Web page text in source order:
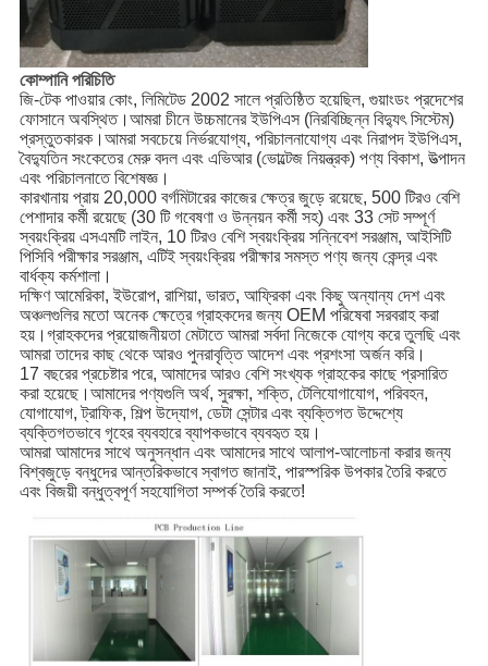
কোম্পানি পরিচিতি
জি-টেক পাওয়ার কোং, লিমিটেড 2002 সালে প্রতিষ্ঠিত হয়েছিল, গুয়াংডং প্রদেশের
ফোসানে অবস্থিত।আমরা চীনে উচ্চমানের ইউপিএস (নিরবিচ্ছিন্ন বিদ্যুৎ সিস্টেম)
প্রস্তুতকারক।আমরা সবচেয়ে নির্ভরযোগ্য, পরিচালনাযোগ্য এবং নিরাপদ ইউপিএস,
বৈদ্যুতিন সংকেতের মেরু বদল এবং এভিআর (ভোল্টেজ নিয়ন্ত্রক) পণ্য বিকাশ, উত্পাদন
এবং পরিচালনাতে বিশেষজ্ঞ।
কারখানায় প্রায় 20,000 বর্গমিটারের কাজের ক্ষেত্র জুড়ে রয়েছে, 500 টিরও বেশি
পেশাদার কর্মী রয়েছে (30 টি গবেষণা ও উন্নয়ন কর্মী সহ) এবং 33 সেট সম্পূর্ণ
স্বয়ংক্রিয় এসএমটি লাইন, 10 টিরও বেশি স্বয়ংক্রিয় সন্নিবেশ সরঞ্জাম, আইসিটি
পিসিবি পরীক্ষার সরঞ্জাম, এটিই স্বয়ংক্রিয় পরীক্ষার সমস্ত পণ্য জন্য কেন্দ্র এবং
বার্ধক্য কর্মশালা।
দক্ষিণ আমেরিকা, ইউরোপ, রাশিয়া, ভারত, আফ্রিকা এবং কিছু অন্যান্য দেশ এবং
অঞ্চলগুলির মতো অনেক ক্ষেত্রে গ্রাহকদের জন্য OEM পরিষেবা সরবরাহ করা
হয়।গ্রাহকদের প্রয়োজনীয়তা মেটাতে আমরা সর্বদা নিজেকে যোগ্য করে তুলছি এবং
আমরা তাদের কাছ থেকে আরও পুনরাবৃত্তি আদেশ এবং প্রশংসা অর্জন করি।
17 বছরের প্রচেষ্টার পরে, আমাদের আরও বেশি সংখ্যক গ্রাহকের কাছে প্রসারিত
করা হয়েছে।আমাদের পণ্যগুলি অর্থ, সুরক্ষা, শক্তি, টেলিযোগাযোগ, পরিবহন,
যোগাযোগ, ট্রাফিক, শিল্প উদ্যোগ, ডেটা সেন্টার এবং ব্যক্তিগত উদ্দেশ্যে
ব্যক্তিগতভাবে গৃহের ব্যবহারে ব্যাপকভাবে ব্যবহৃত হয়।
আমরা আমাদের সাথে অনুসন্ধান এবং আমাদের সাথে আলাপ-আলোচনা করার জন্য
বিশ্বজুড়ে বন্ধুদের আন্তরিকভাবে স্বাগত জানাই, পারস্পরিক উপকার তৈরি করতে
এবং বিজয়ী বন্ধুত্বপূর্ণ সহযোগিতা সম্পর্ক তৈরি করতে!